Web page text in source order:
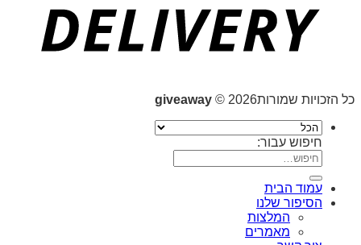
כל הזכויות שמורות2026 © giveaway
חיפוש עבור:
עמוד הבית
הסיפור שלנו
המלצות
מאמרים